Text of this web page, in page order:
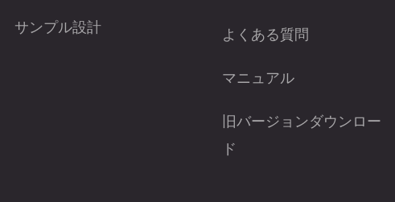
サンプル設計 よくある質問
マニュアル
旧バージョンダウンロー
ド